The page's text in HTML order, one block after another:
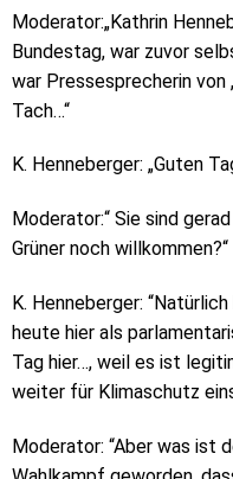
Moderator:„Kathrin
Bundestag, war zuvor
war Pressesprecherin von
Tach…“
K. Henneberger: „Guten
Moderator:“ Sie sind
Grüner noch willkommen?“
K. Henneberger:
heute hier als
Tag hier…, weil es ist
weiter für Klimaschutz
Moderator: “Aber was ist